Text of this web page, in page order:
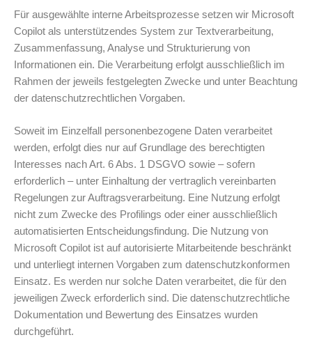
Für ausgewählte interne Arbeitsprozesse setzen wir Microsoft
Copilot als unterstützendes System zur Textverarbeitung,
Zusammenfassung, Analyse und Strukturierung von
Informationen ein. Die Verarbeitung erfolgt ausschließlich im
Rahmen der jeweils festgelegten Zwecke und unter Beachtung
der datenschutzrechtlichen Vorgaben.
Soweit im Einzelfall personenbezogene Daten verarbeitet
werden, erfolgt dies nur auf Grundlage des berechtigten
Interesses nach Art. 6 Abs. 1 DSGVO sowie – sofern
erforderlich – unter Einhaltung der vertraglich vereinbarten
Regelungen zur Auftragsverarbeitung. Eine Nutzung erfolgt
nicht zum Zwecke des Profilings oder einer ausschließlich
automatisierten Entscheidungsfindung. Die Nutzung von
Microsoft Copilot ist auf autorisierte Mitarbeitende beschränkt
und unterliegt internen Vorgaben zum datenschutzkonformen
Einsatz. Es werden nur solche Daten verarbeitet, die für den
jeweiligen Zweck erforderlich sind. Die datenschutzrechtliche
Dokumentation und Bewertung des Einsatzes wurden
durchgeführt.